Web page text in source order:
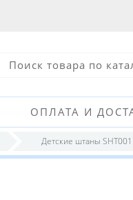
ОПЛАТА И
Детские штаны